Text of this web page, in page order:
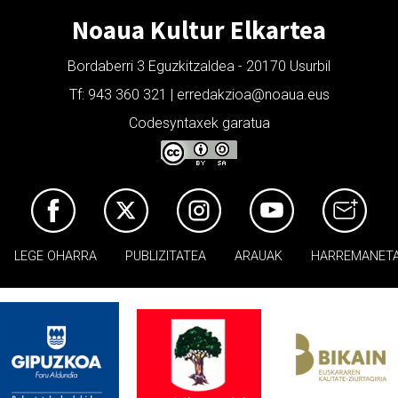
Noaua Kultur Elkartea
Bordaberri 3 Eguzkitzaldea - 20170 Usurbil
Tf: 943 360 321 | erredakzioa@noaua.eus
Codesyntaxek garatua
LEGE OHARRA PUBLIZITATEA ARAUAK